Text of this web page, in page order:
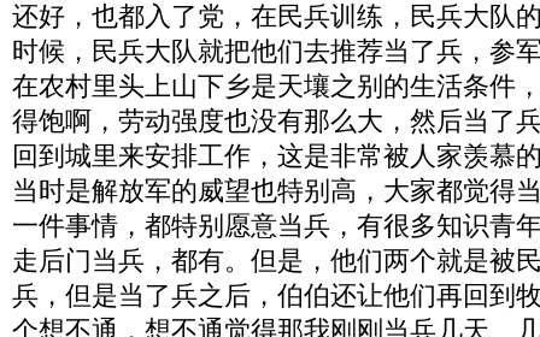
还好，也都入了党，在民兵训练，民兵大队
时候，民兵大队就把他们去推荐当了兵，参
在农村里头上山下乡是天壤之别的生活条件
得饱啊，劳动强度也没有那么大，然后当了
回到城里来安排工作，这是非常被人家羡慕
当时是解放军的威望也特别高，大家都觉得
一件事情，都特别愿意当兵，有很多知识青
走后门当兵，都有。但是，他们两个就是被
兵，但是当了兵之后，伯伯还让他们再回到
个想不通，想不通觉得那我刚刚当兵几天、